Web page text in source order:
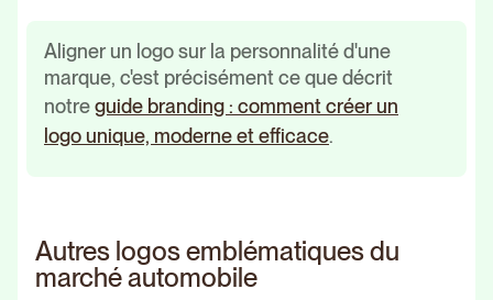
Aligner un logo sur la personnalité d'une
marque, c'est précisément ce que décrit
notreguide branding : comment créer un
logo unique, moderne et efficace.
Autres logos emblématiques du
marché automobile